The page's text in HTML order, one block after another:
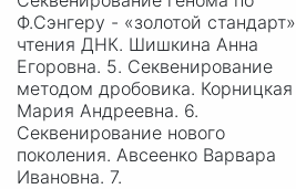
Ф.Сэнгеру - «золотой стандарт»
чтения ДНК. Шишкина Анна
Егоровна. 5. Секвенирование
методом дробовика. Корницкая
Мария Андреевна. 6.
Секвенирование нового
поколения. Авсеенко Варвара
Ивановна. 7.